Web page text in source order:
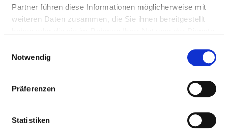
Partner führen diese Informationen möglicherweise mit
weiteren Daten zusammen, die Sie ihnen bereitgestellt
Notwendig
Präferenzen
Statistiken
Luisenstraße 23
Tel.:05624-600
Anfahrt
https://www.vitos.de/gesellschaften/vitos-kurhesse...